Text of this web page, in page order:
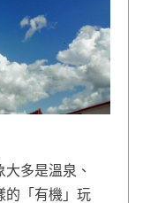
多是溫泉、
的「有機」玩